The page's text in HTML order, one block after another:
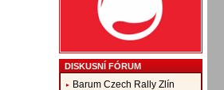
DISKUSNÍ FÓRUM
Barum Czech Rally Zlín